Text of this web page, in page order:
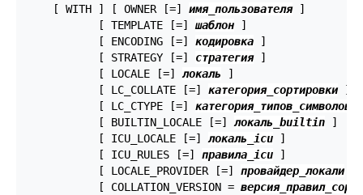
    [ WITH ] [ OWNER [=]
имя_пользователя ]
           [ TEMPLATE [=]
шаблон ]
           [ ENCODING [=]
кодировка ]
           [ STRATEGY [=]
стратегия ]
           [ LOCALE [=]
локаль ]
           [ LC_COLLATE [=]
категория_сортировки ]
           [ LC_CTYPE [=]
категория_типов_символов
           [ BUILTIN_LOCALE [=]
локаль_builtin ]
           [ ICU_LOCALE [=]
локаль_icu ]
           [ ICU_RULES [=]
правила_icu ]
           [ LOCALE_PROVIDER [=]
провайдер_локали ]
           [ COLLATION_VERSION =